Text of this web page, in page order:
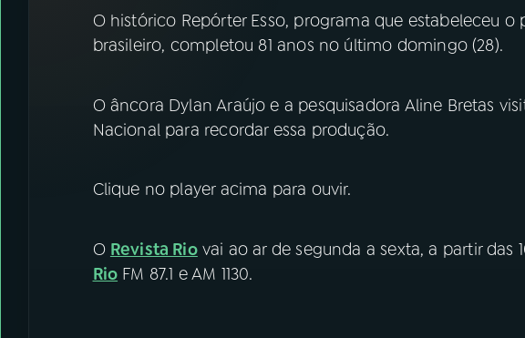
ACOMPANHE A RÁDIO NACIONAL
O histórico Repórter Esso, programa que estabeleceu
brasileiro, completou 81 anos no último domingo (28).
O âncora Dylan Araújo e a pesquisadora Aline Bretas
Nacional para recordar essa produção.
Clique no player acima para ouvir.
O Revista Riovai ao ar de segunda a sexta, a partir das
Rio FM 87.1 e AM 1130.